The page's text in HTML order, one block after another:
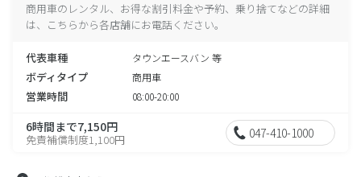
商用車のレンタル、お得な割引料金や予約、乗り捨てなどの詳細
は、こちらから各店舗にお電話ください。
代表車種 タウンエースバン 等
ボディタイプ 商用車
営業時間 08:00-20:00
6時間まで7,150円
免責補償制度1,100円 047-410-1000